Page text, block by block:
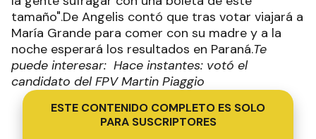
tamaño".De Angelis contó que tras votar viajará a
María Grande para comer con su madre y a la
noche esperará los resultados en Paraná.Te
puede interesar: Hace instantes: votó el
candidato del FPV Martin Piaggio
ESTE CONTENIDO COMPLETO ES SOLO
PARA SUSCRIPTORES